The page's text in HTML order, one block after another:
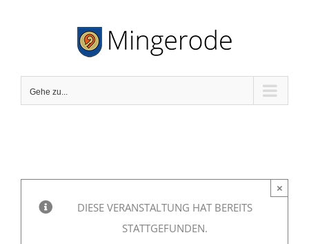
Gehe zu...
DIESE VERANSTALTUNG HAT BEREITS
STATTGEFUNDEN.
×